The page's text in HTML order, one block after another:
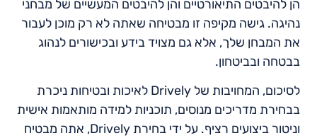
הן להיבטים התיאורטיים והן להיבטים המעשיים של מבחני
נהיגה. גישה מקיפה זו מבטיחה שאתה לא רק מוכן לעבור
את המבחן שלך, אלא גם מצויד בידע ובכישורים לנהוג
בבטחה ובביטחון.
לסיכום, המחויבות של Drively לאיכות ובטיחות ניכרת
בבחירת מדריכים מנוסים, תוכניות למידה מותאמות אישית
וניטור ביצועים רציף. על ידי בחירת Drively, אתה מבטיח